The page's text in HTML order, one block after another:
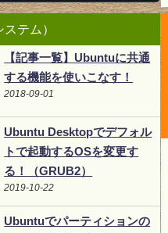
テム）
【記事一覧】Ubuntuに共通
する機能を使いこなす！
2018-09-01
Ubuntu Desktopでデフォル
トで起動するOSを変更す
る！（GRUB2）
2019-10-22
Ubuntuでパーティションの